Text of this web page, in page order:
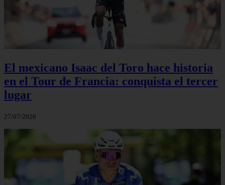
El mexicano Isaac del Toro hace historia
en el Tour de Francia: conquista el tercer
lugar
27/07/2026